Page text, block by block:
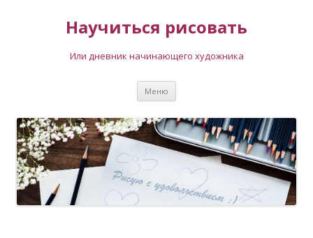
Научиться рисовать
Или дневник начинающего художника
Меню